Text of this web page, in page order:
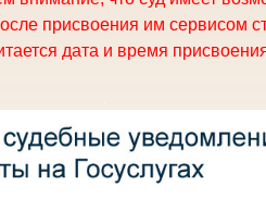
присвоения им сервисом
дата и время